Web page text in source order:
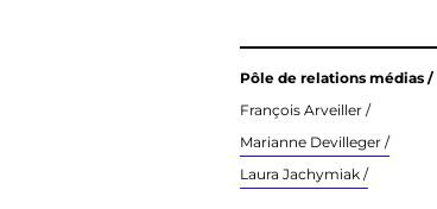
Pôle de relations médias /
François Arveiller /
Marianne Devilleger /
Laura Jachymiak /